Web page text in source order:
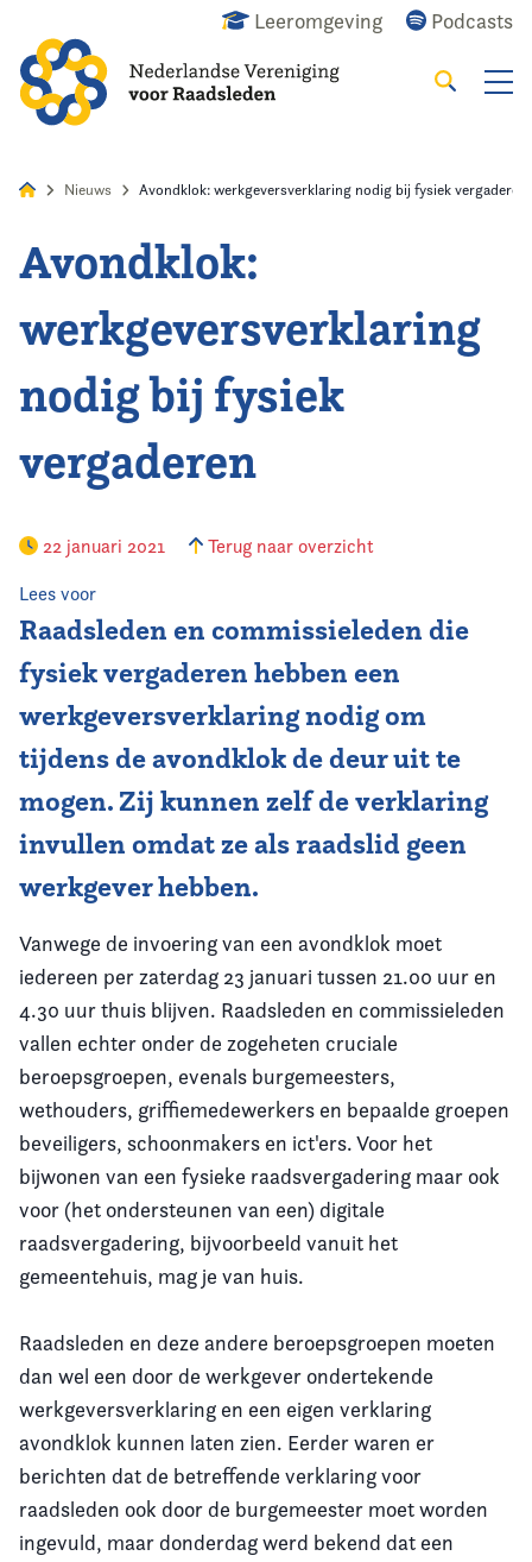
Leeromgeving Podcasts
Zoeken
Home
Agenda
Nieuws
Opleiding
Contact
Nieuws Avondklok: werkgeversverklaring nodig bij fysiek vergaderen
Avondklok:
werkgeversverklaring
nodig bij fysiek
vergaderen
22 januari 2021 Terug naar overzicht
Lees voor
Raadsleden en commissieleden die
fysiek vergaderen hebben een
werkgeversverklaring nodig om
tijdens de avondklok de deur uit te
mogen. Zij kunnen zelf de verklaring
invullen omdat ze als raadslid geen
werkgever hebben.
Vanwege de invoering van een avondklok moet
iedereen per zaterdag 23 januari tussen 21.00 uur en
4.30 uur thuis blijven. Raadsleden en commissieleden
vallen echter onder de zogeheten cruciale
beroepsgroepen, evenals burgemeesters,
wethouders, griffiemedewerkers en bepaalde groepen
beveiligers, schoonmakers en ict'ers. Voor het
bijwonen van een fysieke raadsvergadering maar ook
voor (het ondersteunen van een) digitale
raadsvergadering, bijvoorbeeld vanuit het
gemeentehuis, mag je van huis.
Raadsleden en deze andere beroepsgroepen moeten
dan wel een door de werkgever ondertekende
werkgeversverklaring en een eigen verklaring
avondklok kunnen laten zien. Eerder waren er
berichten dat de betreffende verklaring voor
raadsleden ook door de burgemeester moet worden
ingevuld, maar donderdag werd bekend dat een